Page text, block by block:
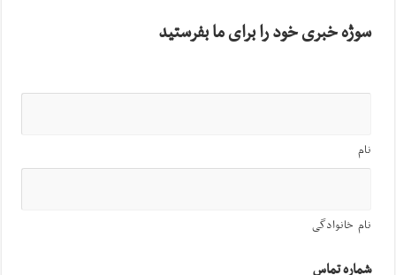
سوژه خبری خود را برای ما بفرستید
نام
نام خانوادگی
شماره تماس